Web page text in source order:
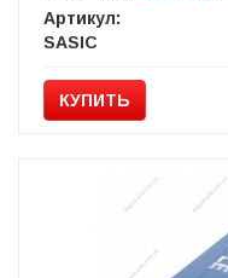
Артикул:
SASIC
КУПИТЬ